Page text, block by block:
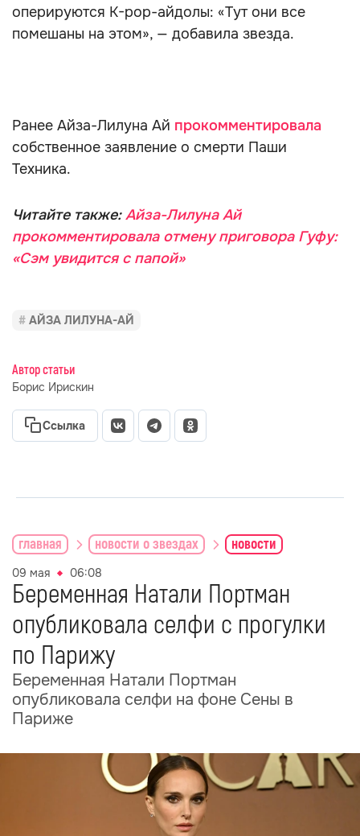
оперируются K-pop-айдолы: «Тут они все
помешаны на этом», — добавила звезда.
Ранее Айза-Лилуна Ай прокомментировала
собственное заявление о смерти Паши
Техника.
Читайте также:Айза-Лилуна Ай
прокомментировала отмену приговора Гуфу:
«Сэм увидится с папой»
АЙЗА ЛИЛУНА-АЙ
Автор статьи
Борис Ирискин
Ссылка
главная новости о звездах новости
09 мая 06:08
Беременная Натали Портман
опубликовала селфи с прогулки
по Парижу
Беременная Натали Портман
опубликовала селфи на фоне Сены в
Париже